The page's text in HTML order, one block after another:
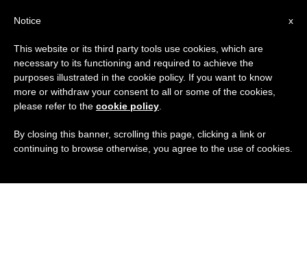
x
Notice
This website or its third party tools use cookies, which are
necessary to its functioning and required to achieve the
purposes illustrated in the cookie policy. If you want to know
more or withdraw your consent to all or some of the cookies,
please refer to the cookie policy
By closing this banner, scrolling this page, clicking a link or
continuing to browse otherwise, you agree to the use of cookies.